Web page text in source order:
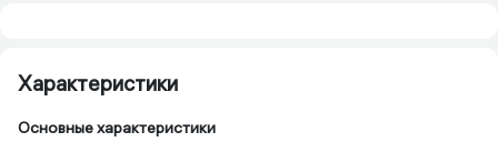
Характеристики
Основные характеристики